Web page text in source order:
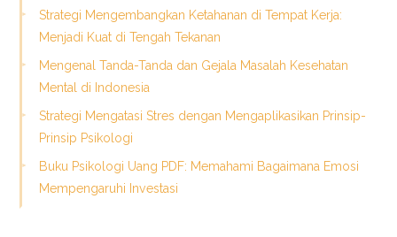
Strategi Mengembangkan Ketahanan di Tempat Kerja:
Menjadi Kuat di Tengah Tekanan
Mengenal Tanda-Tanda dan Gejala Masalah Kesehatan
Mental di Indonesia
Strategi Mengatasi Stres dengan Mengaplikasikan Prinsip-
Prinsip Psikologi
Buku Psikologi Uang PDF: Memahami Bagaimana Emosi
Mempengaruhi Investasi